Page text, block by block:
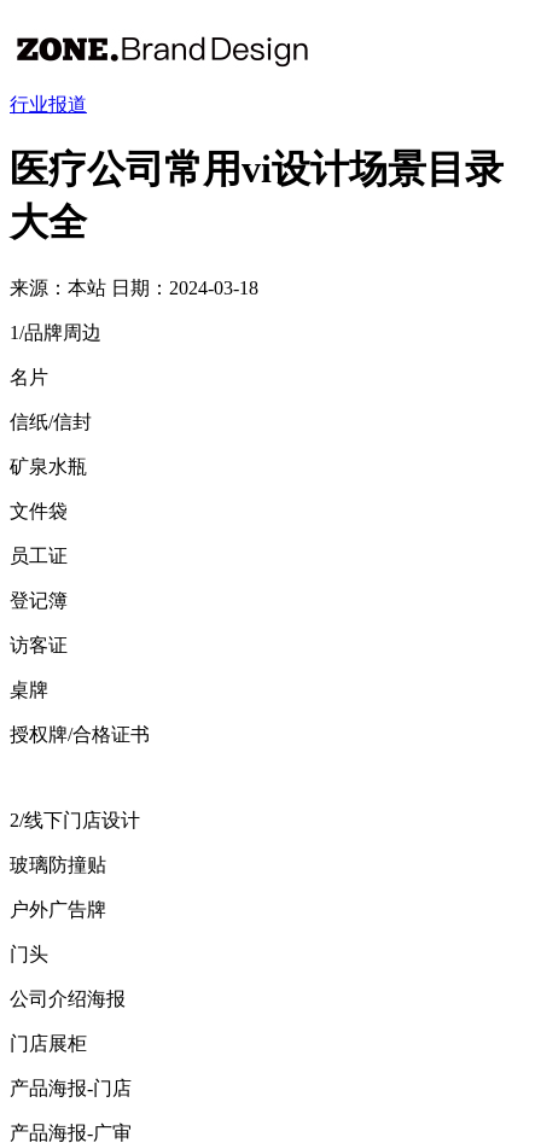
行业报道
医疗公司常用vi设计场景目录
大全
来源：本站 日期：2024-03-18
1/品牌周边
名片
信纸/信封
矿泉水瓶
文件袋
员工证
登记簿
访客证
桌牌
授权牌/合格证书
2/线下门店设计
玻璃防撞贴
户外广告牌
门头
公司介绍海报
门店展柜
产品海报-门店
产品海报-广审